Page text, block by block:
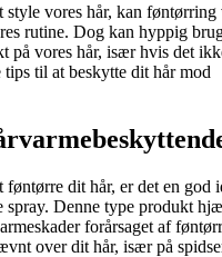
style vores hår, kan føntørring
rutine. Dog kan hyppig
på vores hår, især hvis det
til at beskytte dit hår mod
føntørre dit hår, er det en god
spray. Denne type produkt
forårsaget af
over dit hår, især på